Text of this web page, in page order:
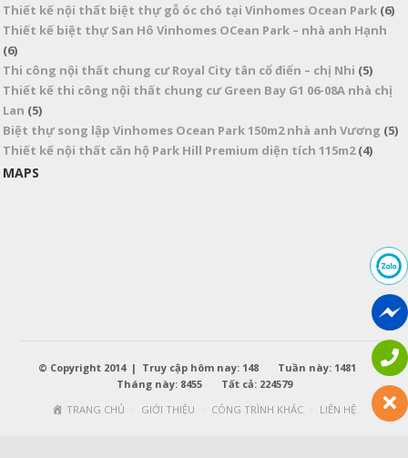
Thiết kế nội thất biệt thự gỗ óc chó tại Vinhomes Ocean Park (6)
Thiết kế biệt thự San Hô Vinhomes OCean Park – nhà anh Hạnh
(6)
Thi công nội thất chung cư Royal City tân cổ điển – chị Nhi (5)
Thiết kế thi công nội thất chung cư Green Bay G1 06-08A nhà chị
Lan (5)
Biệt thự song lập Vinhomes Ocean Park 150m2 nhà anh Vương (5)
Thiết kế nội thất căn hộ Park Hill Premium diện tích 115m2 (4)
MAPS
© Copyright 2014 | Truy cập hôm nay: 148 Tuần này: 1481
Tháng này: 8455 Tất cả: 224579
TRANG CHỦ
GIỚI THIỆU CÔNG TRÌNH KHÁC LIÊN HỆ